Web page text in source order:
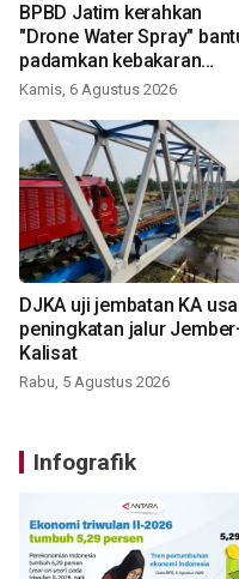
BPBD Jatim kerahkan
"Drone Water Spray"
padamkan kebakaran
Bromo
Kamis, 6 Agustus 2026
DJKA uji jembatan KA
peningkatan jalur
Kalisat
Rabu, 5 Agustus 2026
Infografik